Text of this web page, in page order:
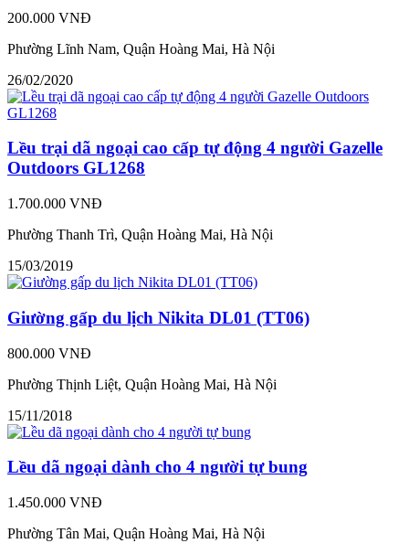
200.000 VNĐ
Phường Lĩnh Nam, Quận Hoàng Mai, Hà Nội
26/02/2020
Lều trại dã ngoại cao cấp tự động 4 người Gazelle
Outdoors GL1268
1.700.000 VNĐ
Phường Thanh Trì, Quận Hoàng Mai, Hà Nội
15/03/2019
Giường gấp du lịch Nikita DL01 (TT06)
800.000 VNĐ
Phường Thịnh Liệt, Quận Hoàng Mai, Hà Nội
15/11/2018
Lều dã ngoại dành cho 4 người tự bung
1.450.000 VNĐ
Phường Tân Mai, Quận Hoàng Mai, Hà Nội